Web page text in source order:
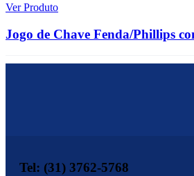
Ver Produto
Jogo de Chave Fenda/Phillips
Tel: (31) 3762-5768